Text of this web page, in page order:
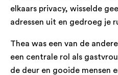
elkaars privacy, wisselde
adressen uit en gedroeg je
Thea was een van de
een centrale rol als
de deur en gooide mensen